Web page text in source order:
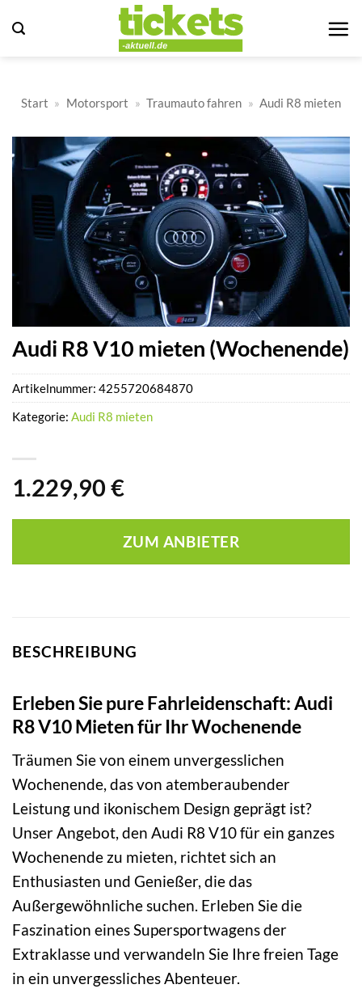
Inhalt
Start » Motorsport » Traumauto fahren » Audi R8 mieten
Audi R8 V10 mieten (Wochenende)
1.229,90 €
ZUM ANBIETER
Artikelnummer: 4255720684870
Kategorie: Audi R8 mieten
BESCHREIBUNG
Erleben Sie pure Fahrleidenschaft: Audi
R8 V10 Mieten für Ihr Wochenende
Träumen Sie von einem unvergesslichen
Wochenende, das von atemberaubender
Leistung und ikonischem Design geprägt ist?
Unser Angebot, den Audi R8 V10 für ein ganzes
Wochenende zu mieten, richtet sich an
Enthusiasten und Genießer, die das
Außergewöhnliche suchen. Erleben Sie die
Faszination eines Supersportwagens der
Extraklasse und verwandeln Sie Ihre freien Tage
in ein unvergessliches Abenteuer.